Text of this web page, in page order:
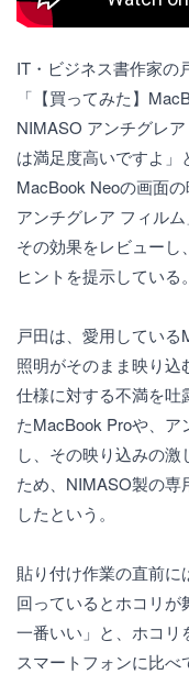
IT・ビジネス書作家の
「【買ってみた】
NIMASO アンチグレ
は満足度高いですよ」
MacBook Neoの画面
アンチグレア フィル
その効果をレビュー
ヒントを提示している。
戸田は、愛用してい
照明がそのまま映り込
仕様に対する不満を吐
たMacBook Proや、ア
し、その映り込みの
ため、NIMASO製の
したという。
貼り付け作業の直前
回っているとホコリ
一番いい」と、ホコリ
スマートフォンに比